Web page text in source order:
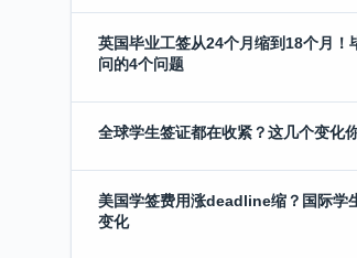
英国毕业工签从24个月缩到18个月！
问的4个问题
全球学生签证都在收紧？这几个变化
美国学签费用涨deadline缩？国际学
变化